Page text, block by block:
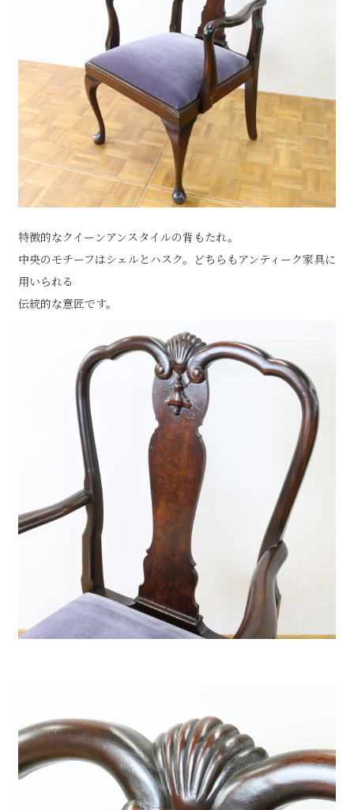
特徴的なクイーンアンスタイルの背もたれ。
中央のモチーフはシェルとハスク。どちらもアンティーク家具に
用いられる
伝統的な意匠です。